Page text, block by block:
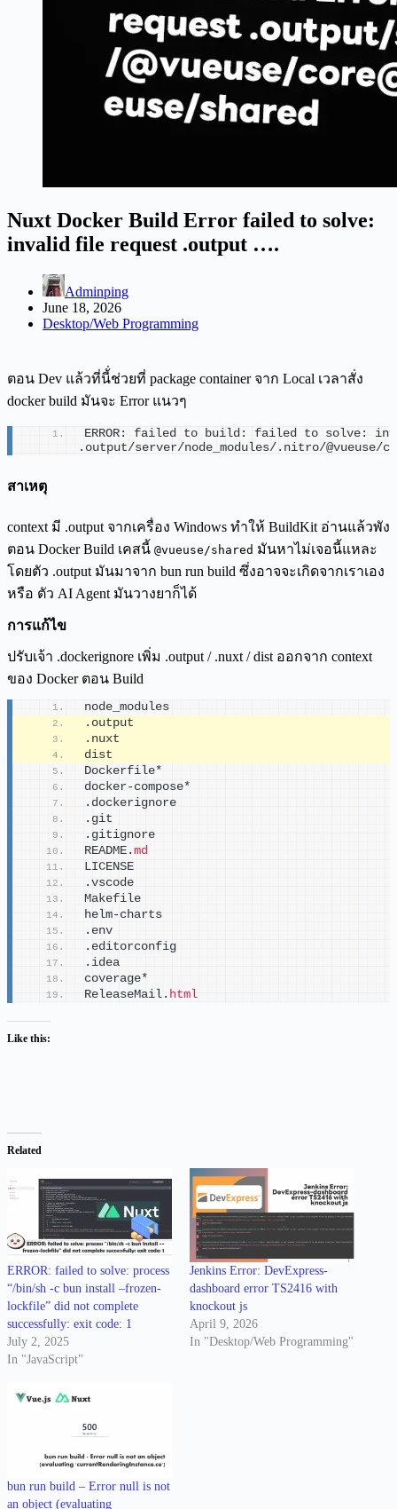
Nuxt Docker Build Error failed to solve:
invalid file request .output ….
Adminping
June 18, 2026
Desktop/Web Programming
ตอน Dev แล้วที่นี้่ช่วยที่ package container จาก Local เวลาสั่ง
docker build มันจะ Error แนวๆ
ERROR: failed to build: failed to solve:
.output/server/node_modules/.nitro/@vueuse/
สาเหตุ
context มี .output จากเครื่อง Windows ทำให้ BuildKit อ่านแล้วพัง
ตอน Docker Build เคสนี้ @vueuse/shared มันหาไม่เจอนี้แหละ
โดยตัว .output มันมาจาก bun run build ซึ่งอาจจะเกิดจากเราเอง
หรือ ตัว AI Agent มันวางยาก็ได้
การแก้ไข
ปรับเจ้า .dockerignore เพิ่ม .output / .nuxt / dist ออกจาก context
ของ Docker ตอน Build
node_modules
.output
.nuxt
dist
Dockerfile*
docker-compose*
.dockerignore
.git
.gitignore
README. md
LICENSE
.vscode
Makefile
helm-charts
.env
.editorconfig
.idea
coverage*
ReleaseMail. html
Like this:
Related
ERROR: failed to solve: process
“/bin/sh -c bun install –frozen-
lockfile” did not complete
successfully: exit code: 1
July 2, 2025
In "JavaScript"
Jenkins Error: DevExpress-
dashboard error TS2416 with
knockout js
April 9, 2026
In "Desktop/Web Programming"
bun run build – Error null is not
an object (evaluating